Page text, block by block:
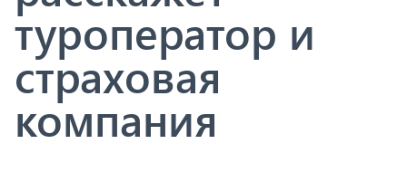
туроператор и
страховая
компания